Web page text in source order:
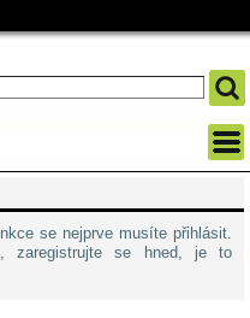
se nejprve musíte přihlásit.
zaregistrujte se hned, je to